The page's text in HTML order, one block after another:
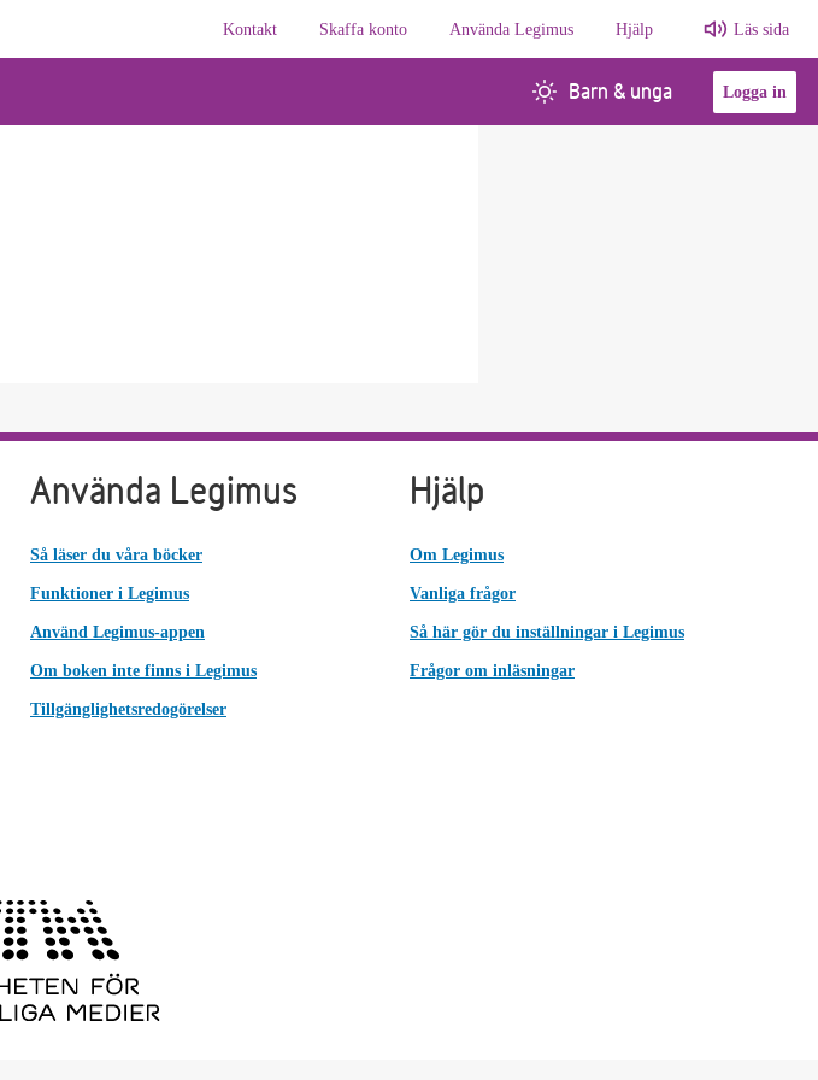
Kontakt
Skaffa konto Använda Legimus Hjälp Läs sida
Barn & unga Logga in
Använda Legimus
Så läser du våra böcker
Funktioner i Legimus
Använd Legimus-appen
Om boken inte finns i Legimus
Tillgänglighetsredogörelser
Hjälp
Om Legimus
Vanliga frågor
Så här gör du inställningar i Legimus
Frågor om inläsningar